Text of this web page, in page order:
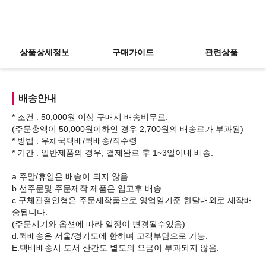
상품상세정보 구매가이드 관련상품
배송안내
* 조건 : 50,000원 이상 구매시 배송비무료.
(주문총액이 50,000원이하인 경우 2,700원의 배송료가 부과됨)
* 방법 : 우체국택배/퀵배송/직수령
* 기간 : 일반제품의 경우, 결제완료 후 1~3일이내 배송.
a.주말/휴일은 배송이 되지 않음.
b.선주문및 주문제작 제품은 입고후 배송.
c.구체관절인형은 주문제작품으로 영업일기준 한달내외로 제작배
송됩니다.
(주문시기와 옵션에 따라 일정이 변경될수있음)
d.퀵배송은 서울/경기도에 한하며 고객부담으로 가능.